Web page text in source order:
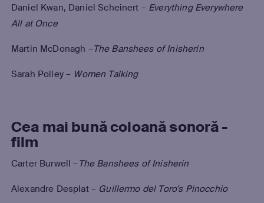
Daniel Kwan, Daniel Scheinert – Everything Everywhere
All at Once
Martin McDonagh –The Banshees of Inisherin
Sarah Polley – Women Talking
Cea mai bună coloană sonoră -
film
Carter Burwell – The Banshees of Inisherin
Alexandre Desplat – Guillermo del Toro’s Pinocchio